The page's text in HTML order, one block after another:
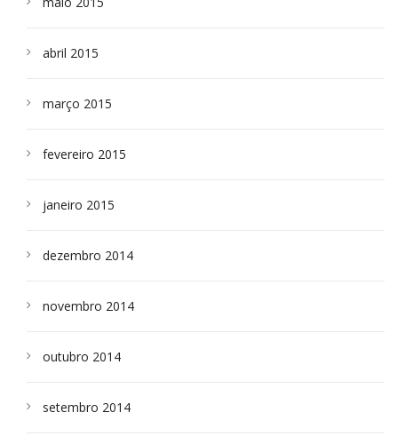
abril 2015
março 2015
fevereiro 2015
janeiro 2015
dezembro 2014
novembro 2014
outubro 2014
setembro 2014